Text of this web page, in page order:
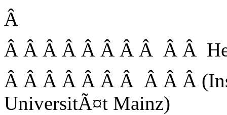
Â
Â Â Â Â Â Â Â Â Â Â
Â Â Â Â Â Â Â Â Â Â
UniversitÃ¤t Mainz)